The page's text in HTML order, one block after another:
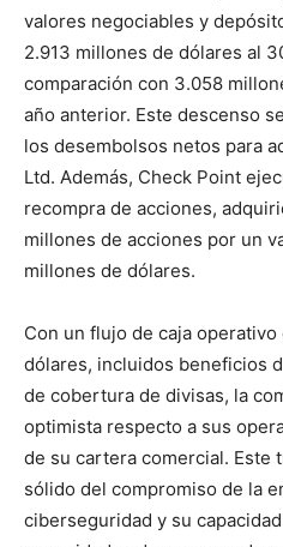
valores negociables y
2.913 millones de dólares al
comparación con 3.058
año anterior. Este descenso
los desembolsos netos para
Ltd. Además, Check Point
recompra de acciones,
millones de acciones por un
millones de dólares.
Con un flujo de caja
dólares, incluidos beneficios
de cobertura de divisas, la
optimista respecto a sus
de su cartera comercial. Este
sólido del compromiso de la
ciberseguridad y su